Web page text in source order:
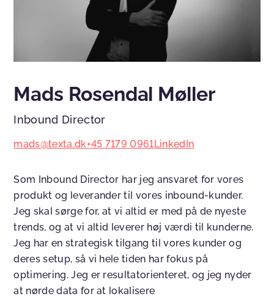
Mads Rosendal Møller
Inbound Director
mads@texta.dk+45 7179 0961LinkedIn
Som Inbound Director har jeg ansvaret for vores
produkt og leverander til vores inbound-kunder.
Jeg skal sørge for, at vi altid er med på de nyeste
trends, og at vi altid leverer høj værdi til kunderne.
Jeg har en strategisk tilgang til vores kunder og
deres setup, så vi hele tiden har fokus på
optimering. Jeg er resultatorienteret, og jeg nyder
at nørde data for at lokalisere